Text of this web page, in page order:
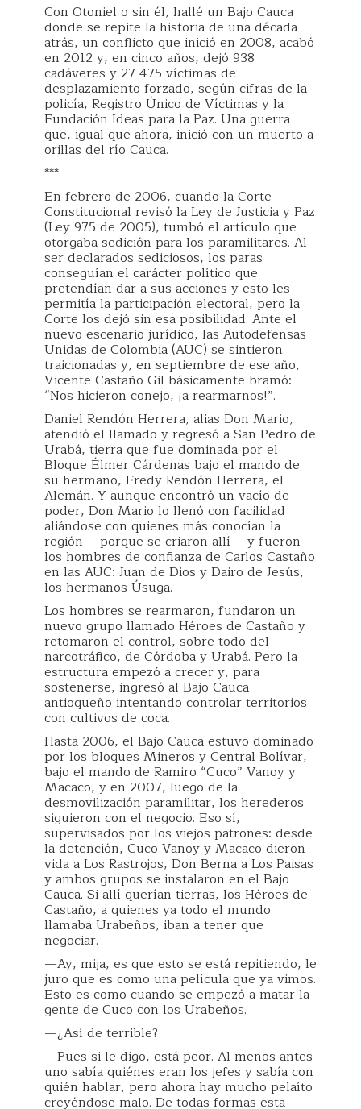
Con Otoniel o sin él, hallé un Bajo Cauca
donde se repite la historia de una década
atrás, un conflicto que inició en 2008, acabó
en 2012 y, en cinco años, dejó 938
cadáveres y 27 475 víctimas de
desplazamiento forzado, según cifras de la
policía, Registro Único de Víctimas y la
Fundación Ideas para la Paz. Una guerra
que, igual que ahora, inició con un muerto a
orillas del río Cauca.
***
En febrero de 2006, cuando la Corte
Constitucional revisó la Ley de Justicia y Paz
(Ley 975 de 2005), tumbó el artículo que
otorgaba sedición para los paramilitares. Al
ser declarados sediciosos, los paras
conseguían el carácter político que
pretendían dar a sus acciones y esto les
permitía la participación electoral, pero la
Corte los dejó sin esa posibilidad. Ante el
nuevo escenario jurídico, las Autodefensas
Unidas de Colombia (AUC) se sintieron
traicionadas y, en septiembre de ese año,
Vicente Castaño Gil básicamente bramó:
“Nos hicieron conejo, ¡a rearmarnos!”.
Daniel Rendón Herrera, alias Don Mario,
atendió el llamado y regresó a San Pedro de
Urabá, tierra que fue dominada por el
Bloque Élmer Cárdenas bajo el mando de
su hermano, Fredy Rendón Herrera, el
Alemán. Y aunque encontró un vacío de
poder, Don Mario lo llenó con facilidad
aliándose con quienes más conocían la
región —porque se criaron allí— y fueron
los hombres de confianza de Carlos Castaño
en las AUC: Juan de Dios y Dairo de Jesús,
los hermanos Úsuga.
Los hombres se rearmaron, fundaron un
nuevo grupo llamado Héroes de Castaño y
retomaron el control, sobre todo del
narcotráfico, de Córdoba y Urabá. Pero la
estructura empezó a crecer y, para
sostenerse, ingresó al Bajo Cauca
antioqueño intentando controlar territorios
con cultivos de coca.
Hasta 2006, el Bajo Cauca estuvo dominado
por los bloques Mineros y Central Bolívar,
bajo el mando de Ramiro “Cuco” Vanoy y
Macaco, y en 2007, luego de la
desmovilización paramilitar, los herederos
siguieron con el negocio. Eso sí,
supervisados por los viejos patrones: desde
la detención, Cuco Vanoy y Macaco dieron
vida a Los Rastrojos, Don Berna a Los Paisas
y ambos grupos se instalaron en el Bajo
Cauca. Si allí querían tierras, los Héroes de
Castaño, a quienes ya todo el mundo
llamaba Urabeños, iban a tener que
negociar.
—Ay, mija, es que esto se está repitiendo, le
juro que es como una película que ya vimos.
Esto es como cuando se empezó a matar la
gente de Cuco con los Urabeños.
—¿Así de terrible?
—Pues si le digo, está peor. Al menos antes
uno sabía quiénes eran los jefes y sabía con
quién hablar, pero ahora hay mucho pelaíto
creyéndose malo. De todas formas esta